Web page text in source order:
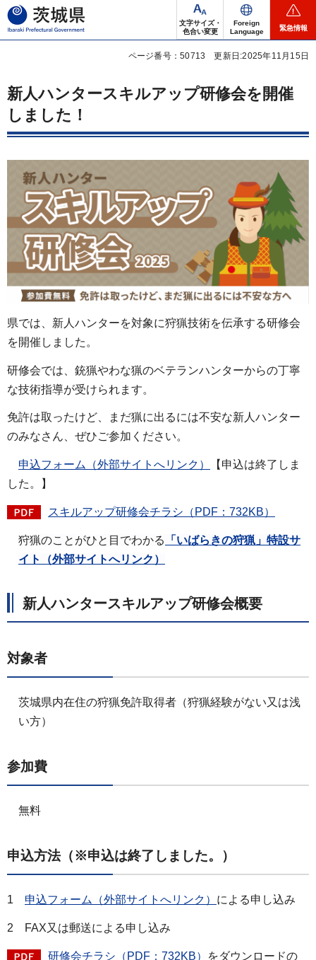
茨城県
文字サイズ・
色合い変更
Foreign
Language
緊急情報
ページ番号：50713 更新日:2025年11月15日
新人ハンタースキルアップ研修会を開催
しました！
県では、新人ハンターを対象に狩猟技術を伝承する研修会
を開催しました。
研修会では、銃猟やわな猟のベテランハンターからの丁寧
な技術指導が受けられます。
免許は取ったけど、まだ猟に出るには不安な新人ハンター
のみなさん、ぜひご参加ください。
申込フォーム（外部サイトへリンク）
【申込は終了しま
した。】
スキルアップ研修会チラシ（PDF：732KB）
狩猟のことがひと目でわかる
「いばらきの狩猟」特設サ
イト（外部サイトへリンク）
新人ハンタースキルアップ研修会概要
対象者
茨城県内在住の狩猟免許取得者（狩猟経験がない又は浅
い方）
参加費
無料
申込方法（※申込は終了しました。）
1 申込フォーム（外部サイトへリンク） による申し込み
2 FAX又は郵送による申し込み
研修会チラシ（PDF：732KB）
をダウンロードの